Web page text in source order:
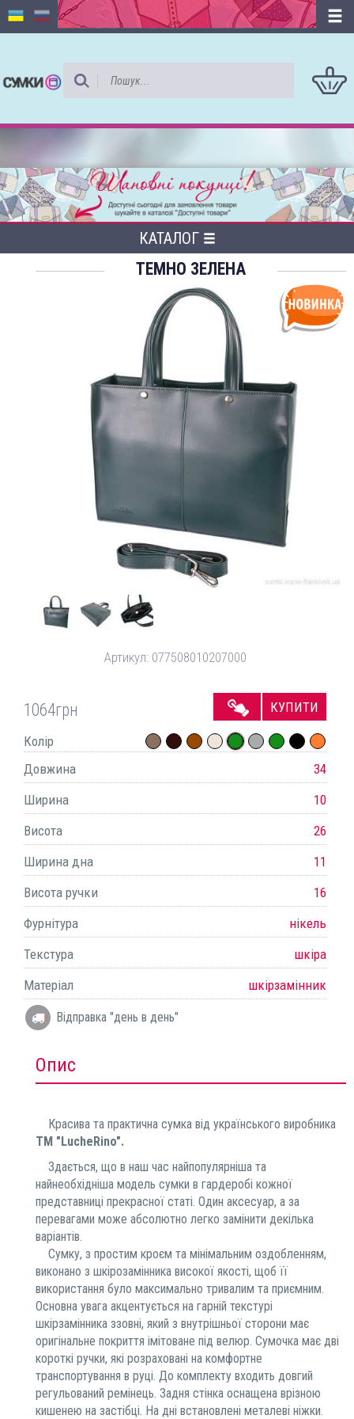
КАТАЛОГ
ТЕМНО ЗЕЛЕНА
Артикул: 077508010207000
1064грн КУПИТИ
Колір
Довжина
34
Ширина
10
Висота
26
Ширина дна
11
Висота ручки
16
Фурнітура
нікель
Текстура
шкіра
Матеріал
шкірзамінник
Відправка "день в день"
Опис
Красива та практична сумка від українського виробника
ТМ "LucheRino".
Здається, що в наш час найпопулярніша та
найнеобхідніша модель сумки в гардеробі кожної
представниці прекрасної статі. Один аксесуар, а за
перевагами може абсолютно легко замінити декілька
варіантів.
Сумку, з простим кроєм та мінімальним оздобленням,
виконано з шкірозамінника високої якості, щоб її
використання було максимально тривалим та приємним.
Основна увага акцентується на гарній текстурі
шкірзамінника ззовні, який з внутрішньої сторони має
оригінальне покриття імітоване під велюр. Сумочка має дві
короткі ручки, які розраховані на комфортне
транспортування в руці. До комплекту входить довгий
регульований ремінець. Задня стінка оснащена врізною
кишенею на застібці. На дні встановлені металеві ніжки.